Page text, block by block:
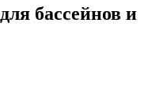
бассейнов и